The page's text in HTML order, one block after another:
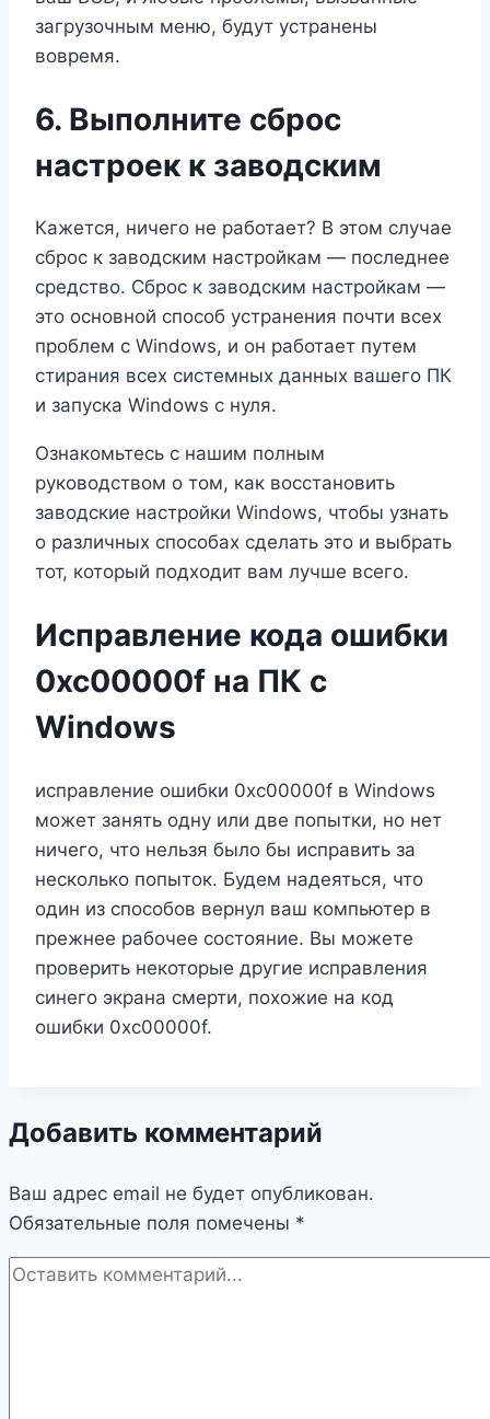
загрузочным меню, будут устранены
вовремя.
6. Выполните сброс
настроек к заводским
Кажется, ничего не работает? В этом случае
сброс к заводским настройкам — последнее
средство. Сброс к заводским настройкам —
это основной способ устранения почти всех
проблем с Windows, и он работает путем
стирания всех системных данных вашего ПК
и запуска Windows с нуля.
Ознакомьтесь с нашим полным
руководством о том, как восстановить
заводские настройки Windows, чтобы узнать
о различных способах сделать это и выбрать
тот, который подходит вам лучше всего.
Исправление кода ошибки
0xc00000f на ПК с
Windows
исправление ошибки 0xc00000f в Windows
может занять одну или две попытки, но нет
ничего, что нельзя было бы исправить за
несколько попыток. Будем надеяться, что
один из способов вернул ваш компьютер в
прежнее рабочее состояние. Вы можете
проверить некоторые другие исправления
синего экрана смерти, похожие на код
ошибки 0xc00000f.
Добавить комментарий
Ваш адрес email не будет опубликован.
Обязательные поля помечены *